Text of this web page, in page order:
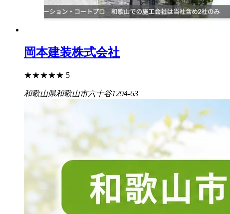
岡本建装株式会社
★★★★★ 5
和歌山県和歌山市六十谷1294-63